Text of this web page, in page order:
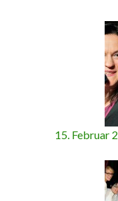
15. Februar